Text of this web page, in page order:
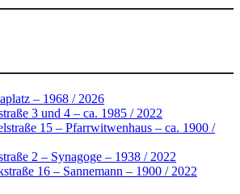
– 1968 / 2026
3 und 4 – ca. 1985 / 2022
15 – Pfarrwitwenhaus – ca. 1900 /
2 – Synagoge – 1938 / 2022
16 – Sannemann – 1900 / 2022